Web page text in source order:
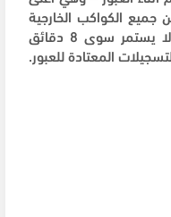
الكواكب الخارجية
المكتشفة. والأغرب أن هذا العبور لا يستمر سوى 8 دقائق
المعتادة للعبور.